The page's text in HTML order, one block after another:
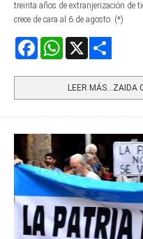
treinta años de extranjerización de
crece de cara al 6 de agosto. (*)
FacebookWhatsApp
LEER MÁS…ZAIDA